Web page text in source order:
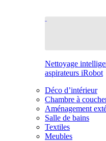
Nettoyage
aspirateurs iRobot
Déco d’intérieur
Chambre à
Aménagement
Salle de bains
Textiles
Meubles